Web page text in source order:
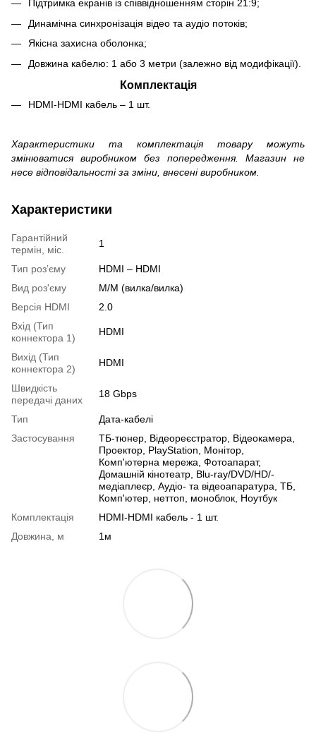
Підтримка екранів із співвідношенням сторін 21:9;
Динамічна синхронізація відео та аудіо потоків;
Якісна захисна оболонка;
Довжина кабелю: 1 або 3 метри (залежно від модифікації).
Комплектація
HDMI-HDMI кабель – 1 шт.
Характеристики та комплектація товару можуть
змінюватися виробником без попередження. Магазин не
несе відповідальності за зміни, внесені виробником.
Характеристики
Гарантійний
термін, міс.
1
Тип розʼєму
HDMI – HDMI
Вид роз'єму
M/M (вилка/вилка)
Версія HDMI
2.0
Вхід (Тип
коннектора 1)
HDMI
Вихід (Тип
коннектора 2)
HDMI
Швидкість
передачі даних
18 Gbps
Тип
Дата-кабелі
Застосування
ТБ-тюнер, Відеореєстратор, Відеокамера,
Проектор, PlayStation, Монітор,
Комп'ютерна мережа, Фотоапарат,
Домашній кінотеатр, Blu-ray/DVD/HD/-
медіаплеєр, Аудіо- та відеоапаратура, ТБ,
Комп'ютер, неттоп, моноблок, Ноутбук
Комплектація
HDMI-HDMI кабель - 1 шт.
Довжина, м
1м